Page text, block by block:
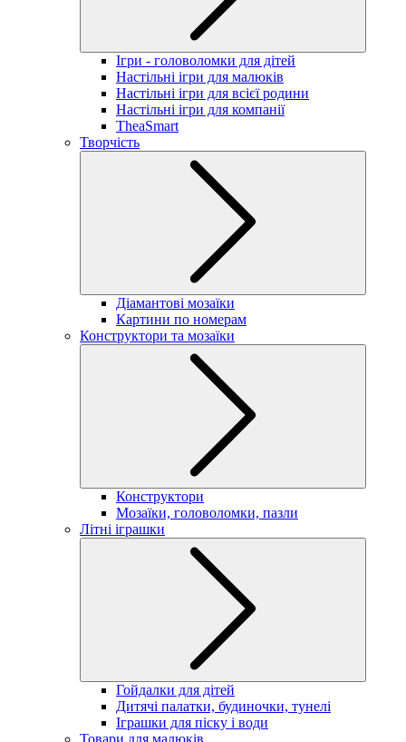
Ігри - головоломки для дітей
Настільні ігри для малюків
Настільні ігри для всієї родини
Настільні ігри для компанії
TheaSmart
Творчість
Діамантові мозаїки
Картини по номерам
Конструктори та мозаїки
Конструктори
Мозаїки, головоломки, пазли
Літні іграшки
Гойдалки для дітей
Дитячі палатки, будиночки, тунелі
Іграшки для піску і води
Товари для малюків